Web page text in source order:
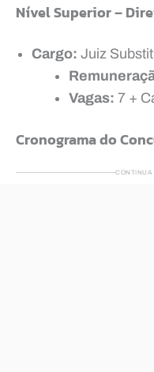
Nível Superior –
Cargo: Juiz
Vagas: 7 +
Cronograma do
CONTINUA